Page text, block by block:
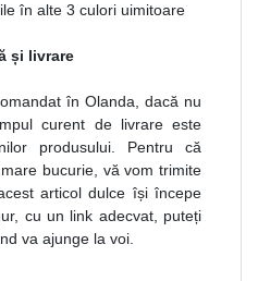
în alte 3 culori uimitoare
și livrare
în Olanda, dacă nu
curent de livrare este
produsului. Pentru că
bucurie, vă vom trimite
articol dulce își începe
cu un link adecvat, puteți
va ajunge la voi.